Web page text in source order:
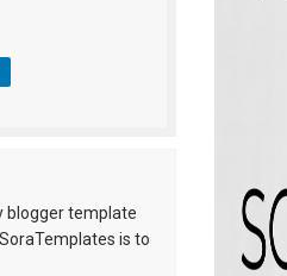
blogger template
is to